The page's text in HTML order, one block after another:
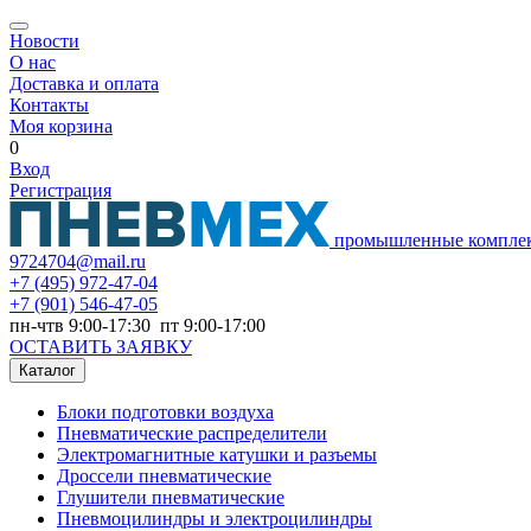
Новости
О нас
Доставка и оплата
Контакты
Моя корзина
0
Вход
Регистрация
промышленные
9724704@mail.ru
+7 (495) 972-47-04
+7 (901) 546-47-05
пн-чтв 9:00-17:30 пт 9:00-17:00
ОСТАВИТЬ ЗАЯВКУ
Каталог
Блоки подготовки воздуха
Пневматические распределители
Электромагнитные катушки и разъемы
Дроссели пневматические
Глушители пневматические
Пневмоцилиндры и электроцилиндры